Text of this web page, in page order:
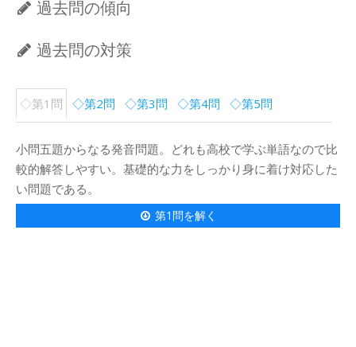
過去問の傾向
過去問の対策
◇第1問 ◇第2問 ◇第3問 ◇第4問 ◇第5問
小問五題からなる発音問題。どれも高校で学ぶ単語なので比
較的解答しやすい。基礎的な力をしっかり身に着け対応した
い問題である。
第1問を解く